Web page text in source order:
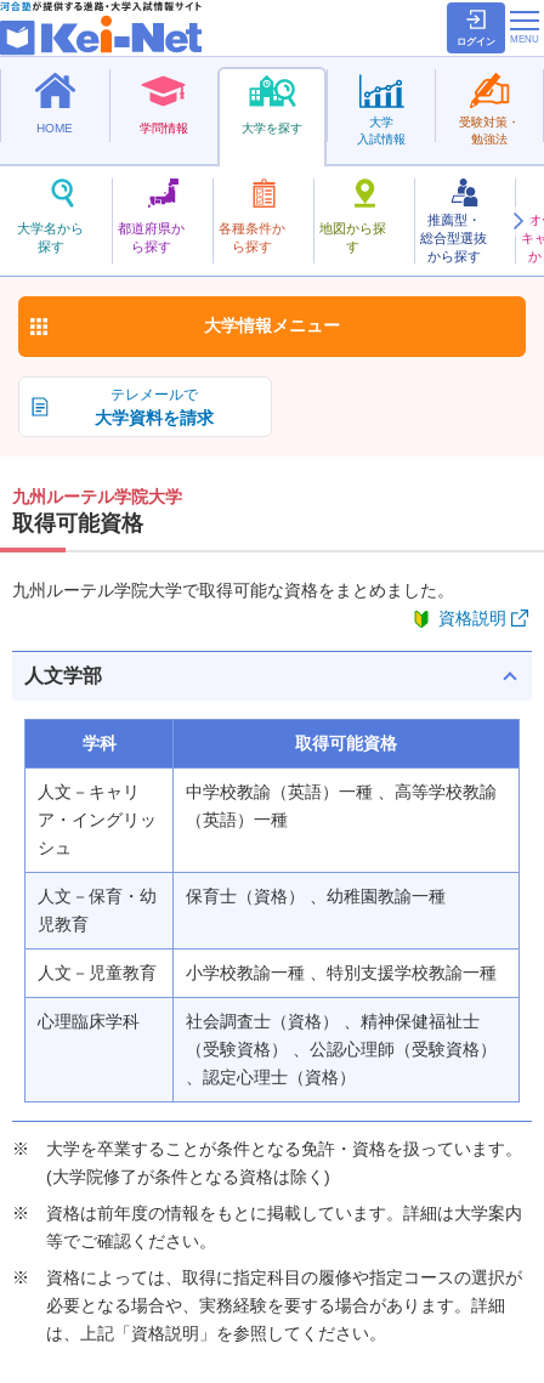
ログイン
HOME 学問情報 大学を探す
大学名から
探す
都道府県か
ら探す
各種条件か
ら探す
地図から探
す
推薦型・
総合型選抜
から探す
キ
か
大学
入試情報
受験対策・
勉強法
私立
きゅうしゅうるーてるがくいん
九州ルーテル学院大学 お気に入り
テレメールで
大学資料を請求
大学情報 メニュー
九州ルーテル学院大学
取得可能資格
九州ルーテル学院大学で取得可能な資格をまとめました。
資格説明
人文学部
学科 取得可能資格
人文－キャリ
ア・イングリッ
シュ
中学校教諭（英語）一種 、高等学校教諭
（英語）一種
人文－保育・幼
児教育
保育士（資格） 、幼稚園教諭一種
人文－児童教育 小学校教諭一種 、特別支援学校教諭一種
心理臨床学科
社会調査士（資格） 、精神保健福祉士
（受験資格） 、公認心理師（受験資格）
、認定心理士（資格）
大学を卒業することが条件となる免許・資格を扱っています。
(大学院修了が条件となる資格は除く)
資格は前年度の情報をもとに掲載しています。詳細は大学案内
等でご確認ください。
資格によっては、取得に指定科目の履修や指定コースの選択が
必要となる場合や、実務経験を要する場合があります。詳細
は、上記「資格説明」を参照してください。